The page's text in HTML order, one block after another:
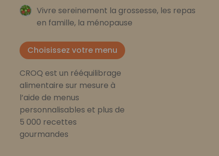
Vivre sereinement la grossesse, les repas
en famille, la ménopause
Choisissez votre menu
CROQ est un rééquilibrage
alimentaire sur mesure à
l’aide de menus
personnalisables et plus de
5 000 recettes
gourmandes